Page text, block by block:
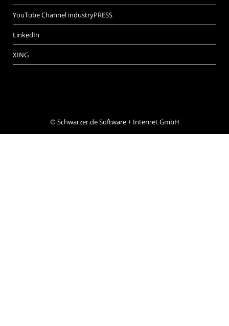
YouTube Channel industryPRESS
LinkedIn
XING
©Schwarzer.de Software + Internet GmbH